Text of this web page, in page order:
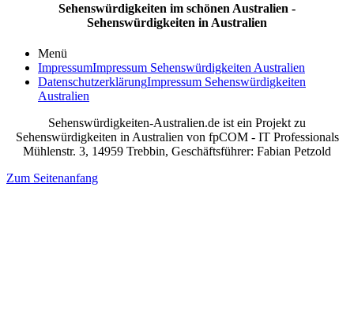
Sehenswürdigkeiten im schönen Australien -
Sehenswürdigkeiten in Australien
Menü
ImpressumImpressum Sehenswürdigkeiten Australien
DatenschutzerklärungImpressum Sehenswürdigkeiten
Australien
Sehenswürdigkeiten-Australien.de ist ein Projekt zu
Sehenswürdigkeiten in Australien von fpCOM - IT Professionals
Mühlenstr. 3, 14959 Trebbin, Geschäftsführer: Fabian Petzold
Zum Seitenanfang